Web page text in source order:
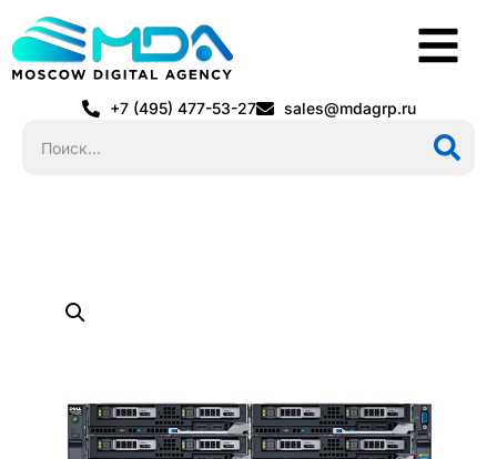
+7 (495) 477-53-27 sales@mdagrp.ru